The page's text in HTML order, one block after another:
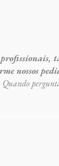
nossos
Quando